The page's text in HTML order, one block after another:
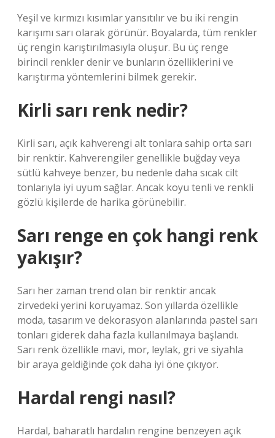
Yeşil ve kırmızı kısımlar yansıtılır ve bu iki rengin
karışımı sarı olarak görünür. Boyalarda, tüm renkler
üç rengin karıştırılmasıyla oluşur. Bu üç renge
birincil renkler denir ve bunların özelliklerini ve
karıştırma yöntemlerini bilmek gerekir.
Kirli sarı renk nedir?
Kirli sarı, açık kahverengi alt tonlara sahip orta sarı
bir renktir. Kahverengiler genellikle buğday veya
sütlü kahveye benzer, bu nedenle daha sıcak cilt
tonlarıyla iyi uyum sağlar. Ancak koyu tenli ve renkli
gözlü kişilerde de harika görünebilir.
Sarı renge en çok hangi renk
yakışır?
Sarı her zaman trend olan bir renktir ancak
zirvedeki yerini koruyamaz. Son yıllarda özellikle
moda, tasarım ve dekorasyon alanlarında pastel sarı
tonları giderek daha fazla kullanılmaya başlandı.
Sarı renk özellikle mavi, mor, leylak, gri ve siyahla
bir araya geldiğinde çok daha iyi öne çıkıyor.
Hardal rengi nasıl?
Hardal, baharatlı hardalın rengine benzeyen açık